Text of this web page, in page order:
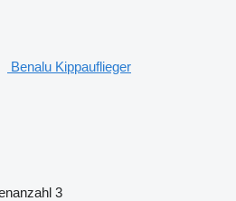
Benalu Kippauflieger
3